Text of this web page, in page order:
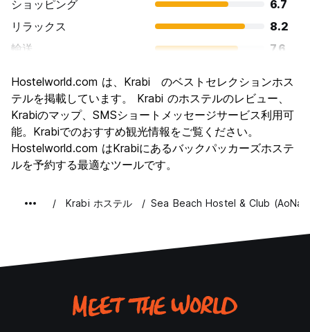
ショッピング
6.7
リラックス
8.2
輸送
7.6
文化
ナイトライフ
6.4
コストパフォーマンス
Hostelworld.com は、Krabi のベストセレクションホス
テルを掲載しています。 Krabi のホステルのレビュー、
Krabiのマップ、SMSショートメッセージサービス利用可
能。Krabiでのおすすめ観光情報をご覧ください。
Hostelworld.com はKrabiにあるバックパッカーズホステ
ルを予約する最適なツールです。
Krabi ホステル Sea Beach Hostel & Club